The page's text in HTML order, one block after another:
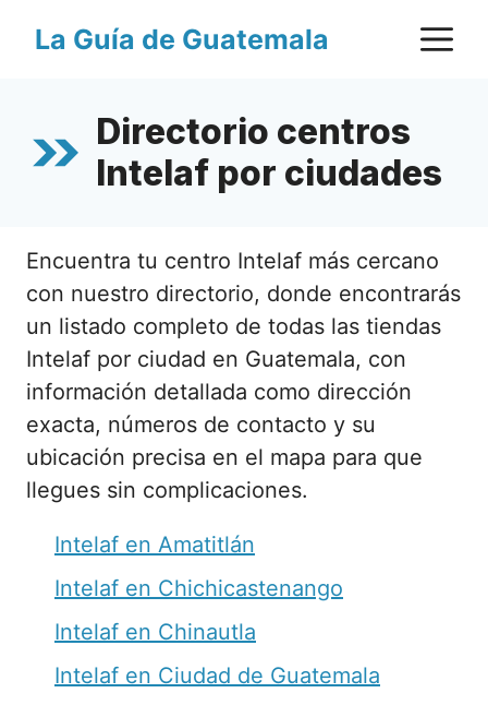
La Guía de Guatemala
Directorio centros
Intelaf por ciudades
Encuentra tu centro Intelaf más cercano
con nuestro directorio, donde encontrarás
un listado completo de todas las tiendas
Intelaf por ciudad en Guatemala, con
información detallada como dirección
exacta, números de contacto y su
ubicación precisa en el mapa para que
llegues sin complicaciones.
Intelaf en Amatitlán
Intelaf en Chichicastenango
Intelaf en Chinautla
Intelaf en Ciudad de Guatemala